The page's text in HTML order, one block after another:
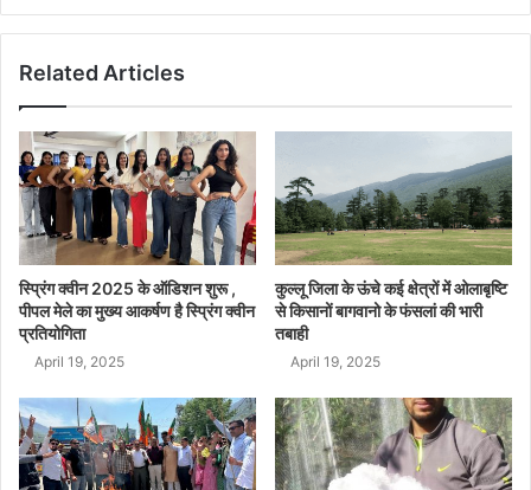
Related Articles
स्प्रिंग क्वीन 2025 के ऑडिशन शुरू ,
पीपल मेले का मुख्य आकर्षण है स्प्रिंग क्वीन
प्रतियोगिता
April 19, 2025
कुल्लू जिला के ऊंचे कई क्षेत्रों में ओलाबृष्टि
से किसानों बागवानो के फंसलां की भारी
तबाही
April 19, 2025